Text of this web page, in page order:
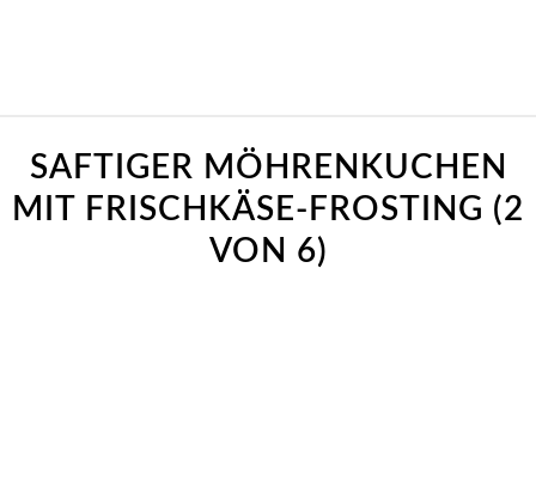
SAFTIGER MÖHRENKUCHEN
MIT FRISCHKÄSE-FROSTING (2
VON 6)